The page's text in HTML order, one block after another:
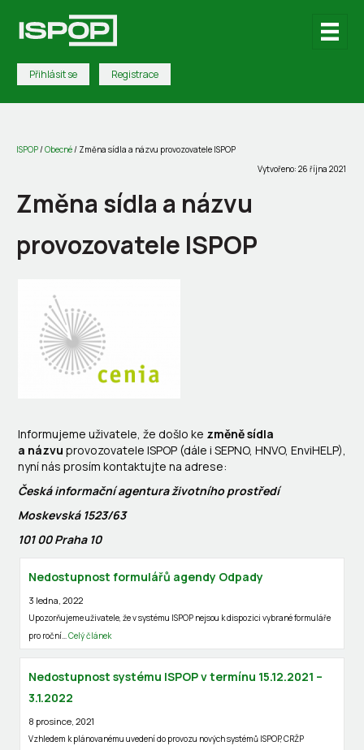
Přihlásit se Registrace
ISPOP/Obecné/ Změna sídla a názvu provozovatele ISPOP
Vytvořeno: 26 října 2021
Změna sídla a názvu
provozovatele ISPOP
Informujeme uživatele, že došlo ke změně sídla
a názvu provozovatele ISPOP (dále i SEPNO, HNVO, EnviHELP),
nyní nás prosím kontaktujte na adrese:
Česká informační agentura životního prostředí
Moskevská 1523/63
101 00 Praha 10
Nedostupnost formulářů agendy Odpady
3 ledna, 2022
Upozorňujeme uživatele, že v systému ISPOP nejsou k dispozici vybrané formuláře
pro roční…Celý článek
Nedostupnost systému ISPOP v termínu 15.12.2021 –
3.1.2022
8 prosince, 2021
Vzhledem k plánovanému uvedení do provozu nových systémů ISPOP, CRŽP